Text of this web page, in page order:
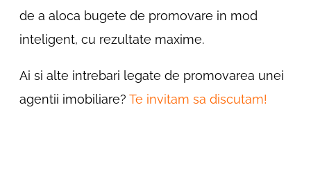
de a aloca bugete de promovare in mod
inteligent, cu rezultate maxime.
Ai si alte intrebari legate de promovarea unei
agentii imobiliare?Te invitam sa discutam!